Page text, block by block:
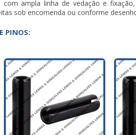
ampla linha de vedação e
sob encomenda ou conforme
PINOS: